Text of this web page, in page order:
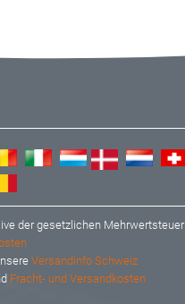
der gesetzlichen Mehrwertsteuer
Versandinfo Schweiz
Fracht- und Versandkosten